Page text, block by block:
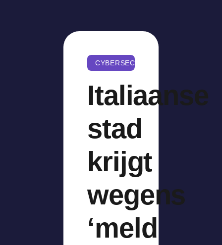
CYBERSECURITY
Italiaanse
stad
krijgt
wegens
‘meld